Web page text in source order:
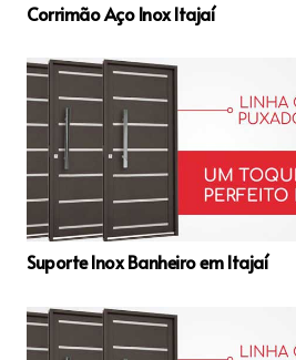
Corrimão Aço Inox Itajaí
Suporte Inox Banheiro em Itajaí